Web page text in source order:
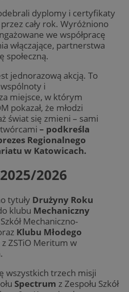
dyplomy i certyfikaty
cały rok. Wyróżniono
we współpracę
włączające, partnerstwa
społeczną.
jednorazową akcją. To
i
miejsce, w którym
pokazał, że młodzi
świat się zmieni – sami
– podkreśla
Regionalnego
w Katowicach.
2026
tytuły Drużyny Roku
klubu Mechaniczny
Mechaniczno-
Klubu Młodego
z ZSTiO Meritum w
wszystkich trzech misji
Spectrum z Zespołu Szkół